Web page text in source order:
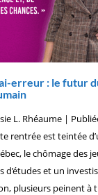
erreur : le futur
L. Rhéaume |
rentrée est teintée
le chômage des
d’études et un
plusieurs peinent à